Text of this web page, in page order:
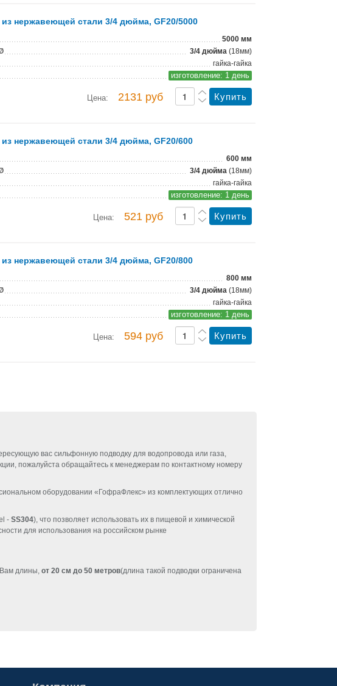
из нержавеющей стали 3/4 дюйма, GF20/5000
5000 мм
3/4 дюйма(18мм)
гайка-гайка
изготовление: 1 день
Цена: 2131 руб
из нержавеющей стали 3/4 дюйма, GF20/600
600 мм
3/4 дюйма(18мм)
гайка-гайка
изготовление: 1 день
Цена: 521 руб
из нержавеющей стали 3/4 дюйма, GF20/800
800 мм
3/4 дюйма(18мм)
гайка-гайка
изготовление: 1 день
Цена: 594 руб
вас сильфонную подводку для водопровода или газа,
пожалуйста обращайтесь к менеджерам по контактному номеру
оборудовании «ГофраФлекс» из комплектующих отлично
- SS304), что позволяет использовать их в пищевой и химической
для использования на российском рынке
длины, от 20 см до 50 метров(длина такой подводки ограничена